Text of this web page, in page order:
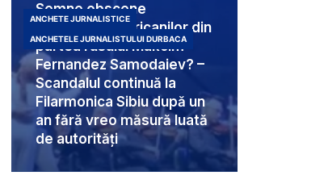
Semne obscene
destinate americanilor din
partea rusului Makcim
Fernandez Samodaiev? –
Scandalul continuă la
Filarmonica Sibiu după un
an fără vreo măsură luată
de autorități
ANCHETE JURNALISTICE
ANCHETELE JURNALISTULUI DURBACA